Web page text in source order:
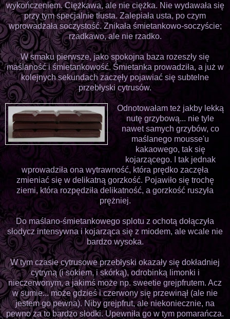
wykończeniem. Ciężkawa, ale nie ciężka. Nie wydawała się
przy tym specjalnie tłusta. Zalepiała usta, po czym
wprowadzała soczystość. Znikała śmietankowo-soczyście;
rzadkawo, ale nie rzadko.
W smaku pierwsze, jako spokojna baza rozeszły się
maślaność i śmietankowość. Śmietanka prowadziła, a już w
kolejnych sekundach zaczęły pojawiać się subtelne
przebłyski cytrusów.
Odnotowałam też jakby lekką
nutę grzybową... nie tyle
nawet samych grzybów, co
maślanego mousse'u
kakaowego, tak się
kojarzącego. I tak jednak
wprowadziła ona wytrawność, która prędko zaczęła
zmieniać się w delikatną gorzkość. Pojawiło się trochę
ziemi, która rozpędziła delikatność, a gorzkość ruszyła
prężniej.
Do maślano-śmietankowego splotu z ochotą dołączyła
słodycz intensywna i kojarząca się z miodem, ale wcale nie
bardzo wysoka.
W tym czasie cytrusowe przebłyski okazały się dokładniej
cytryną (i sokiem, i skórką), odrobinką limonki i
nieczerwonym, a jakimś może np. sweetie grejpfrutem. Acz
w sumie... może gdzieś i czerwony się przewinął (ale nie
jestem go pewna). Niby grejpfrut, ale niekoniecznie, na
pewno za to bardzo słodki. Upewniła go w tym pomarańcza.